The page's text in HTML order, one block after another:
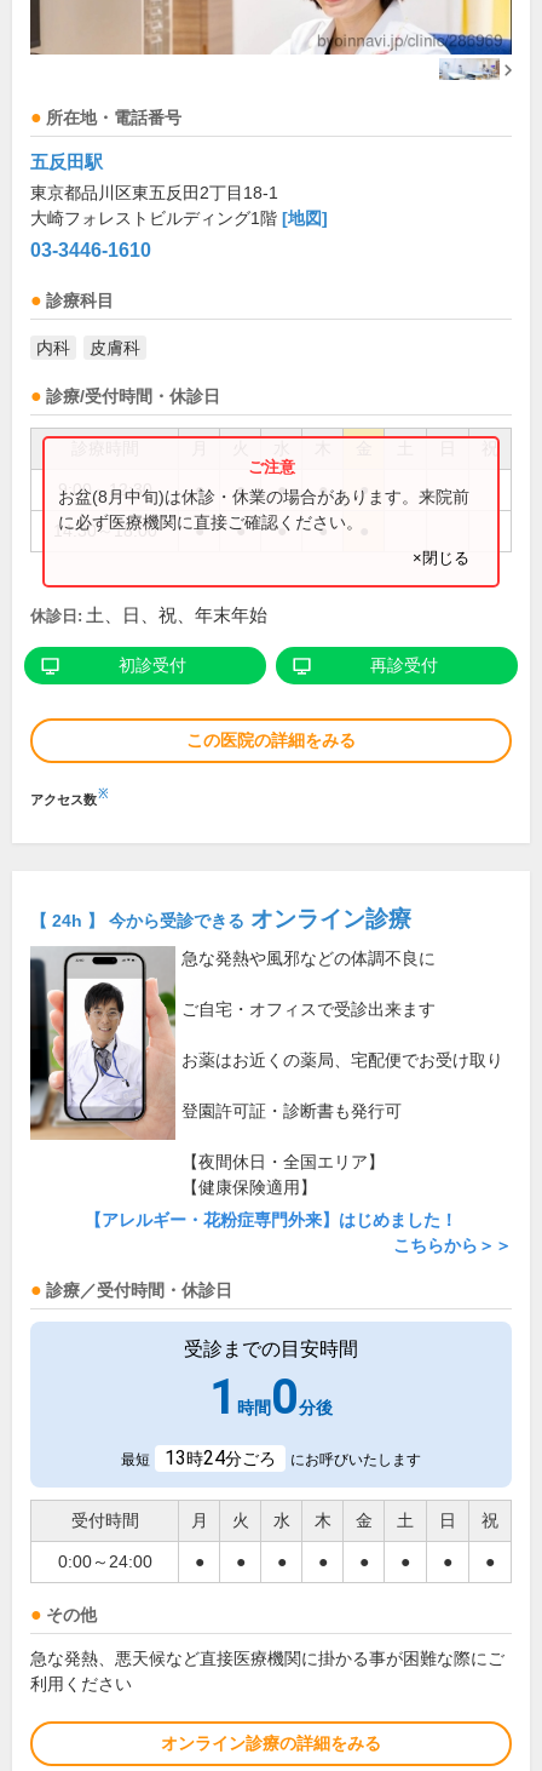
所在地・電話番号
五反田駅
東京都品川区東五反田2丁目18-1
大崎フォレストビルディング1階 [地図]
03-3446-1610
診療科目
内科 皮膚科
診療/受付時間・休診日
9:00～12:30 ● ● ● ● ●
14:30～18:00 ● ● ● ●
お盆(8月中旬)は休診・休業の場合があります。来院前
に必ず医療機関に直接ご確認ください。
×閉じる
休診日: 土、日、祝、年末年始
初診受付 再診受付
この医院の詳細をみる
アクセス数※
【 24h 】 今から受診できる オンライン診療
急な発熱や風邪などの体調不良に
ご自宅・オフィスで受診出来ます
お薬はお近くの薬局、宅配便でお受け取り
登園許可証・診断書も発行可
【夜間休日・全国エリア】
【健康保険適用】
【アレルギー・花粉症専門外来】はじめました！
こちらから＞＞
診療／受付時間・休診日
受診までの目安時間
1 時間 0分後
最短 13時24分ごろ にお呼びいたします
受付時間 月 火 水 木 金 土 日 祝
0:00～24:00 ● ● ● ● ● ● ● ●
その他
急な発熱、悪天候など直接医療機関に掛かる事が困難な際にご
利用ください
オンライン診療の詳細をみる